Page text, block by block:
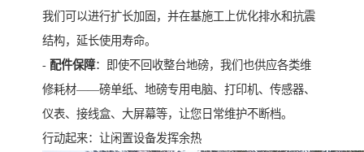
我们可以进行扩长加固，并在基施工上优化排水和抗震
结构，延长使用寿命。
- 配件保障：即使不回收整台地磅，我们也供应各类维
修耗材——磅单纸、地磅专用电脑、打印机、传感器、
仪表、接线盒、大屏幕等，让您日常维护不断档。
行动起来：让闲置设备发挥余热